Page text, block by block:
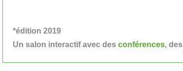
*édition 2019
Un salon interactif avec des conférences, des